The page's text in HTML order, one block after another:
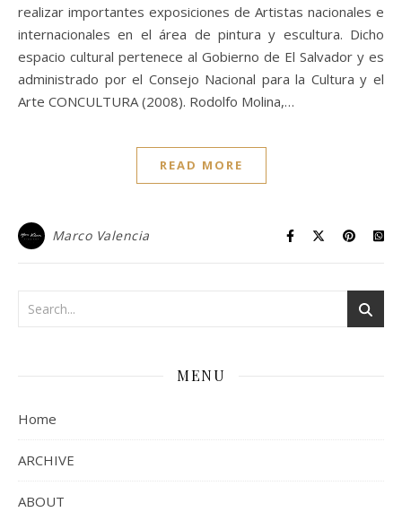
realizar importantes exposiciones de Artistas nacionales e
internacionales en el área de pintura y escultura. Dicho
espacio cultural pertenece al Gobierno de El Salvador y es
administrado por el Consejo Nacional para la Cultura y el
Arte CONCULTURA (2008). Rodolfo Molina,…
READ MORE
Marco Valencia
MENU
Home
ARCHIVE
ABOUT